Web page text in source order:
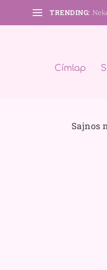
TRENDING:
Címlap
Sajnos